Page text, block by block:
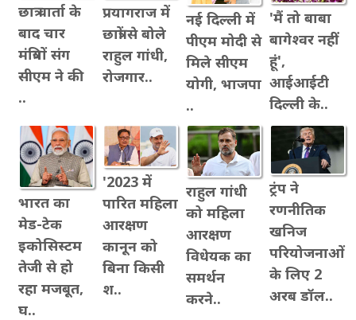
छात्र वार्ता के
बाद चार
मंत्रियों संग
सीएम ने की
..
प्रयागराज में
छात्रों से बोले
राहुल गांधी,
रोजगार..
नई दिल्ली में
पीएम मोदी से
मिले सीएम
योगी, भाजपा
..
'मैं तो बाबा
बागेश्वर नहीं
हूं',
आईआईटी
दिल्ली के..
भारत का
मेड-टेक
इकोसिस्टम
तेजी से हो
रहा मजबूत,
घ..
'2023 में
पारित महिला
आरक्षण
कानून को
बिना किसी
श..
राहुल गांधी
को महिला
आरक्षण
विधेयक का
समर्थन
करने..
ट्रंप ने
रणनीतिक
खनिज
परियोजनाओं
के लिए 2
अरब डॉल..